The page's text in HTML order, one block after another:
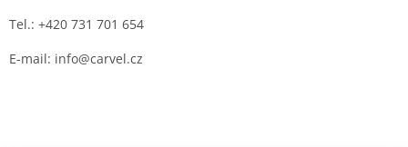
Tel.: +420 731 701 654
E-mail: info@carvel.cz